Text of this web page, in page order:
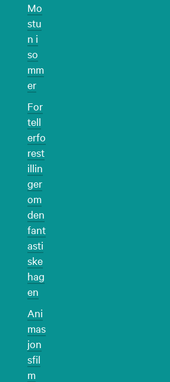
Mo
stu
n i
so
mm
er
For
tell
erfo
rest
illin
ger
om
den
fant
asti
ske
hag
en
Ani
mas
jon
sfil
m